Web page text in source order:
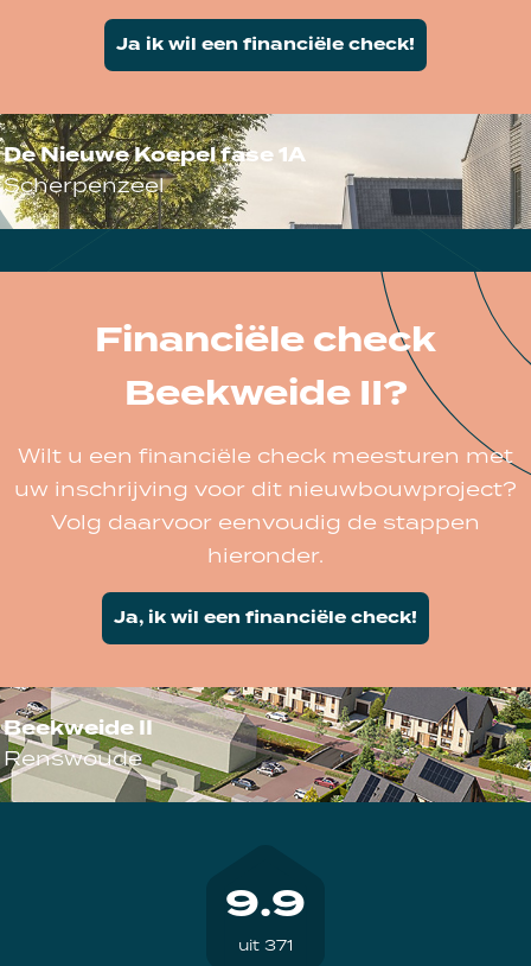
Ja ik wil een financiële check!
De Nieuwe Koepel fase 1A
Scherpenzeel
Financiële check
Beekweide II?
Wilt u een financiële check meesturen met
uw inschrijving voor dit nieuwbouwproject?
Volg daarvoor eenvoudig de stappen
hieronder.
Ja, ik wil een financiële check!
Beekweide II
Renswoude
9.9
uit 371